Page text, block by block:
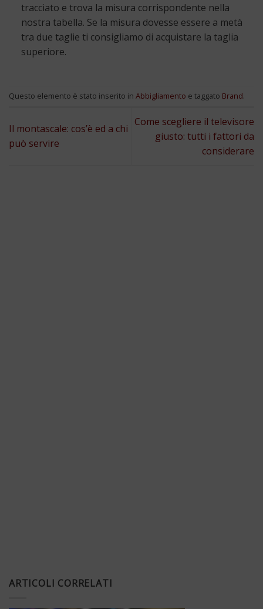
tracciato e trova la misura corrispondente nella
nostra tabella. Se la misura dovesse essere a metà
tra due taglie ti consigliamo di acquistare la taglia
superiore.
Questo elemento è stato inserito in Abbigliamento e taggato Brand.
Il montascale: cos’è ed a chi
può servire
Come scegliere il televisore
giusto: tutti i fattori da
considerare
ARTICOLI CORRELATI